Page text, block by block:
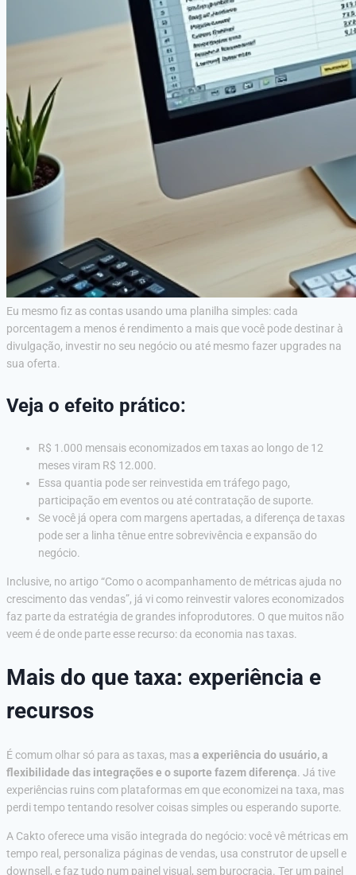
Eu mesmo fiz as contas usando uma planilha simples: cada
porcentagem a menos é rendimento a mais que você pode destinar à
divulgação, investir no seu negócio ou até mesmo fazer upgrades na
sua oferta.
Veja o efeito prático:
R$ 1.000 mensais economizados em taxas ao longo de 12
meses viram R$ 12.000.
Essa quantia pode ser reinvestida em tráfego pago,
participação em eventos ou até contratação de suporte.
Se você já opera com margens apertadas, a diferença de taxas
pode ser a linha tênue entre sobrevivência e expansão do
negócio.
Inclusive, no artigo “Como o acompanhamento de métricas ajuda no
crescimento das vendas”, já vi como reinvestir valores economizados
faz parte da estratégia de grandes infoprodutores. O que muitos não
veem é de onde parte esse recurso: da economia nas taxas.
Mais do que taxa: experiência e
recursos
É comum olhar só para as taxas, masa experiência do usuário, a
flexibilidade das integrações e o suporte fazem diferença. Já tive
experiências ruins com plataformas em que economizei na taxa, mas
perdi tempo tentando resolver coisas simples ou esperando suporte.
A Cakto oferece uma visão integrada do negócio: você vê métricas em
tempo real, personaliza páginas de vendas, usa construtor de upsell e
downsell, e faz tudo num painel visual, sem burocracia. Ter um painel